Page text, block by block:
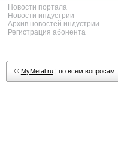
Новости портала
Новости индустрии
Архив новостей индустрии
Регистрация абонента
© MyMetal.ru| по всем вопросам: